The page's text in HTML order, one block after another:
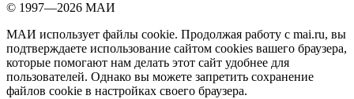
© 1997—2026 МАИ
МАИ использует файлы cookie. Продолжая работу с mai.ru, вы
подтверждаете использование сайтом cookies вашего браузера,
которые помогают нам делать этот сайт удобнее для
пользователей. Однако вы можете запретить сохранение
файлов cookie в настройках своего браузера.